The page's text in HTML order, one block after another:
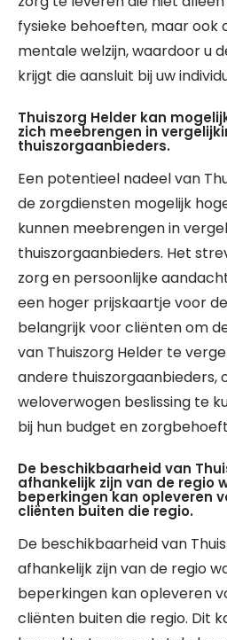
fysieke behoeften, maar ook
mentale welzijn, waardoor u
krijgt die aansluit bij uw
Thuiszorg Helder kan
zich meebrengen in
thuiszorgaanbieders.
Een potentieel nadeel van
de zorgdiensten mogelijk
kunnen meebrengen in
thuiszorgaanbieders. Het
zorg en persoonlijke
een hoger prijskaartje voor
belangrijk voor cliënten om
van Thuiszorg Helder te
andere thuiszorgaanbieders,
weloverwogen beslissing te
bij hun budget en
De beschikbaarheid van
afhankelijk zijn van de regio
beperkingen kan opleveren
cliënten buiten die regio.
De beschikbaarheid van
afhankelijk zijn van de regio
beperkingen kan opleveren
cliënten buiten die regio. Dit